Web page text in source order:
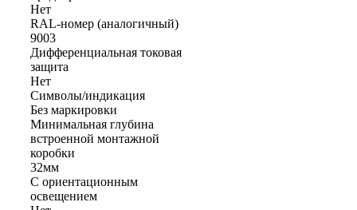
Нет
RAL-номер (аналогичный)
9003
Дифференциальная токовая
защита
Нет
Символы/индикация
Без маркировки
Минимальная глубина
встроенной монтажной
коробки
32мм
С ориентационным
освещением